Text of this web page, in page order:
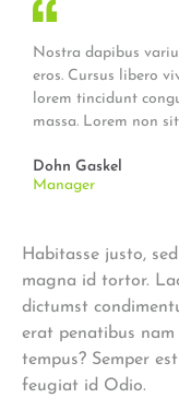
Nostra dapibus
eros. Cursus libero
lorem tincidunt
massa. Lorem non
Dohn Gaskel
Manager
Habitasse justo,
magna id tortor.
dictumst
erat penatibus nam
tempus? Semper
feugiat id Odio.